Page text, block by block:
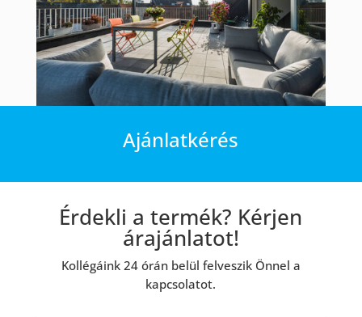
Ajánlatkérés
Érdekli a termék? Kérjen
árajánlatot!
Kollégáink 24 órán belül felveszik Önnel a
kapcsolatot.